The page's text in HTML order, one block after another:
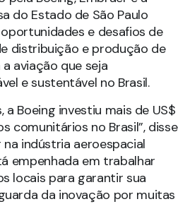
do Estado de São Paulo
oportunidades e desafios de
distribuição e produção de
aviação que seja
e sustentável no Brasil.
a Boeing investiu mais de US$
comunitários no Brasil”, disse
na indústria aeroespacial
empenhada em trabalhar
locais para garantir sua
da inovação por muitas